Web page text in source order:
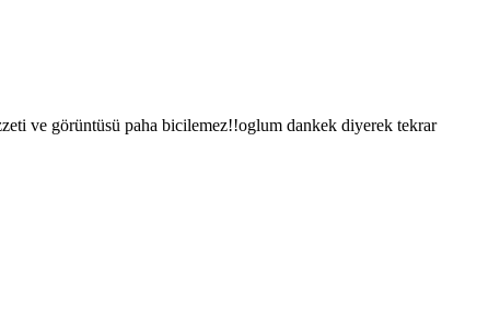
ve görüntüsü paha bicilemez!!oglum dankek diyerek tekrar